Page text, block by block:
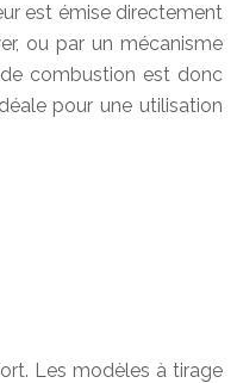
est émise directement
ou par un mécanisme
combustion est donc
pour une utilisation
Les modèles à tirage